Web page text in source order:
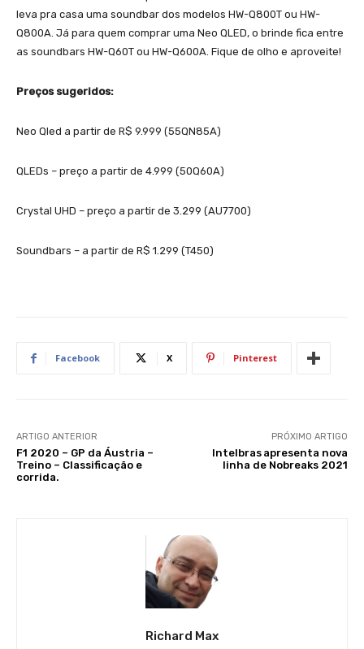
leva pra casa uma soundbar dos modelos HW-Q800T ou HW-
Q800A. Já para quem comprar uma Neo QLED, o brinde fica entre
as soundbars HW-Q60T ou HW-Q600A. Fique de olho e aproveite!
Preços sugeridos:
Neo Qled a partir de R$ 9.999 (55QN85A)
QLEDs – preço a partir de 4.999 (50Q60A)
Crystal UHD – preço a partir de 3.299 (AU7700)
Soundbars – a partir de R$ 1.299 (T450)
Facebook X Pinterest
ARTIGO ANTERIOR
F1 2020 – GP da Áustria –
Treino – Classificação e
corrida.
PRÓXIMO ARTIGO
Intelbras apresenta nova
linha de Nobreaks 2021
Richard Max